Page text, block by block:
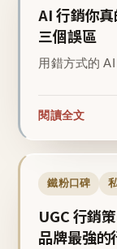
AI 行銷你
三個誤區
用錯方式的
閱讀全文
鐵粉口碑
UGC 行銷
品牌最強的